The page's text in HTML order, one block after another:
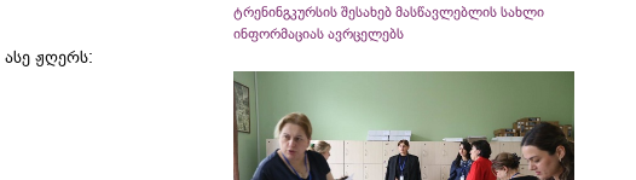
ასე ჟღერს:
ტრენინგკურსის შესახებ მასწავლებლის სახლი
ინფორმაციას ავრცელებს